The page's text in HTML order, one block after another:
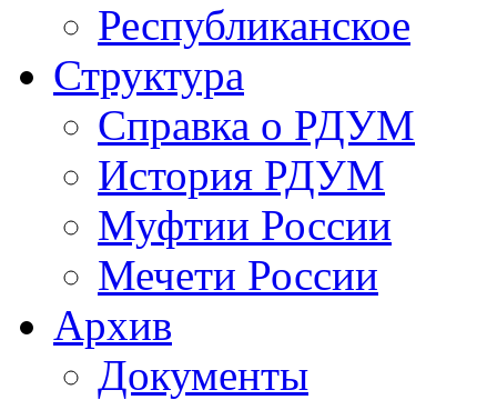
Республиканское
Структура
Справка о РДУМ
История РДУМ
Муфтии России
Мечети России
Архив
Документы